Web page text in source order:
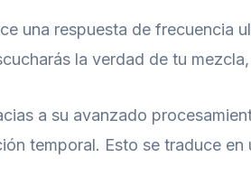
una respuesta de frecuencia
la verdad de tu
a su avanzado
temporal. Esto se traduce